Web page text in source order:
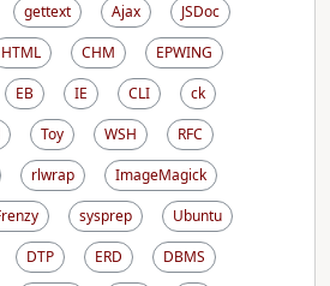
gettext Ajax
JSDoc
HTML CHM
EPWING
EB IE CLI
ck
Toy WSH
RFC
rlwrap
ImageMagick
sysprep
Ubuntu
DTP ERD
DBMS